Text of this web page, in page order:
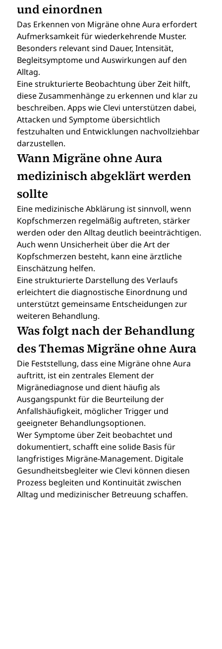
und einordnen
Das Erkennen von Migräne ohne Aura erfordert
Aufmerksamkeit für wiederkehrende Muster.
Besonders relevant sind Dauer, Intensität,
Begleitsymptome und Auswirkungen auf den
Alltag.
Eine strukturierte Beobachtung über Zeit hilft,
diese Zusammenhänge zu erkennen und klar zu
beschreiben. Apps wie Clevi unterstützen dabei,
Attacken und Symptome übersichtlich
festzuhalten und Entwicklungen nachvollziehbar
darzustellen.
Wann Migräne ohne Aura
medizinisch abgeklärt werden
sollte
Eine medizinische Abklärung ist sinnvoll, wenn
Kopfschmerzen regelmäßig auftreten, stärker
werden oder den Alltag deutlich beeinträchtigen.
Auch wenn Unsicherheit über die Art der
Kopfschmerzen besteht, kann eine ärztliche
Einschätzung helfen.
Eine strukturierte Darstellung des Verlaufs
erleichtert die diagnostische Einordnung und
unterstützt gemeinsame Entscheidungen zur
weiteren Behandlung.
Was folgt nach der Behandlung
des Themas Migräne ohne Aura
Die Feststellung, dass eine Migräne ohne Aura
auftritt, ist ein zentrales Element der
Migränediagnose und dient häufig als
Ausgangspunkt für die Beurteilung der
Anfallshäufigkeit, möglicher Trigger und
geeigneter Behandlungsoptionen.
Wer Symptome über Zeit beobachtet und
dokumentiert, schafft eine solide Basis für
langfristiges Migräne-Management. Digitale
Gesundheitsbegleiter wie Clevi können diesen
Prozess begleiten und Kontinuität zwischen
Alltag und medizinischer Betreuung schaffen.